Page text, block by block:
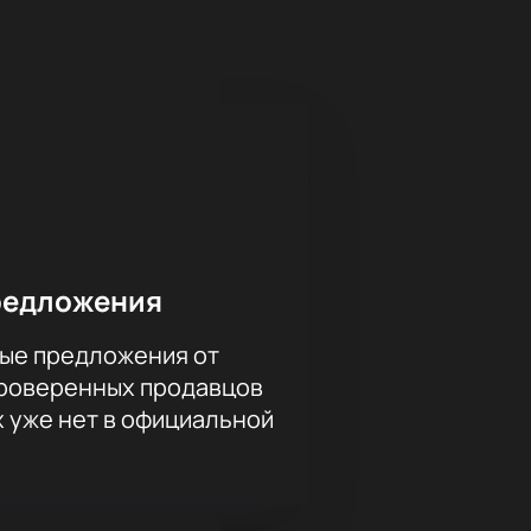
хитов, которые навсегда
творчества Виктора
вдохновлять и
билеты на нашем сайте — это
предложения от
продавцов
нет в официальной